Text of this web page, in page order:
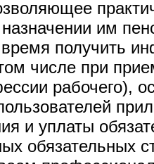
назначении им
получить
числе при
рабочего),
и уплаты
обязательных